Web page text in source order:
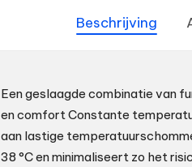
Beschrijving
Een geslaagde combinatie van
en comfort Constante
aan lastige
38 °C en minimaliseert zo het